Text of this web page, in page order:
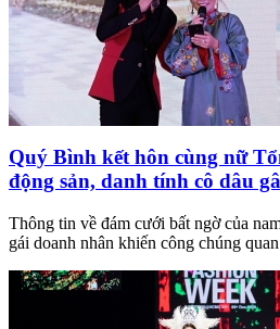
Quý Bình kết hôn cùng nữ
động sản, danh tính cô dâu
Thông tin về đám cưới bất ngờ của
gái doanh nhân khiến công chúng